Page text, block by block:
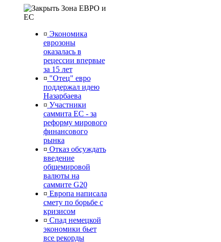
Зона ЕВРО и
ЕС
¤ Экономика
еврозоны
оказалась в
рецессии впервые
за 15 лет
¤ "Отец" евро
поддержал идею
Назарбаева
¤ Участники
саммита ЕС - за
реформу мирового
финансового
рынка
¤ Отказ обсуждать
введение
общемировой
валюты на
саммите G20
¤ Европа написала
смету по борьбе с
кризисом
¤ Спад немецкой
экономики бьет
все рекорды